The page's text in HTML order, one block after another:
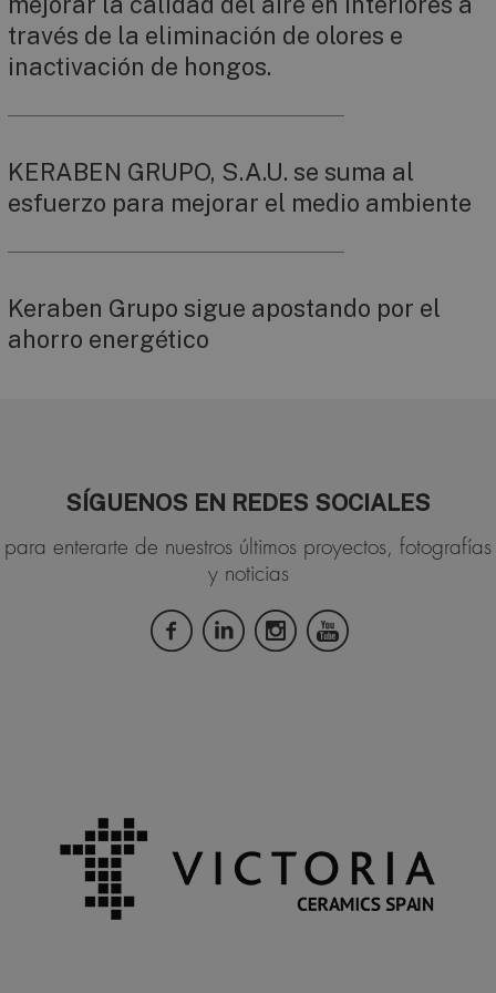
través de la eliminación de olores e
inactivación de hongos.
KERABEN GRUPO, S.A.U. se suma al
esfuerzo para mejorar el medio ambiente
Keraben Grupo sigue apostando por el
ahorro energético
SÍGUENOS EN REDES SOCIALES
para enterarte de nuestros últimos proyectos, fotografías
y noticias